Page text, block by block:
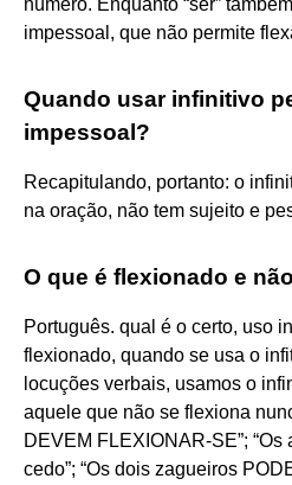
impessoal, que não permite
Quando usar infinitivo
impessoal?
Recapitulando, portanto: o
na oração, não tem sujeito e
O que é flexionado e
Português. qual é o certo, uso
flexionado, quando se usa o
locuções verbais, usamos o
aquele que não se flexiona
DEVEM FLEXIONAR-SE”;
cedo”; “Os dois zagueiros